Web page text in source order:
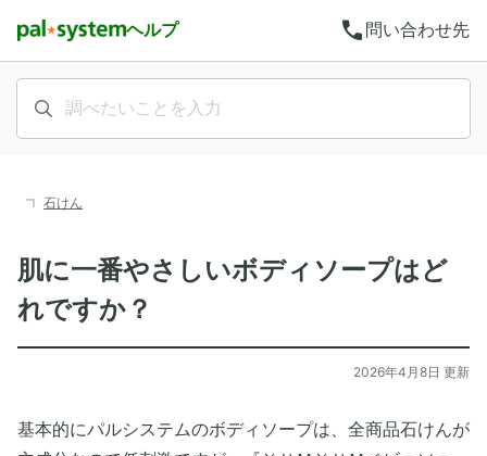
ヘルプ call 問い合わせ先
石けん
肌に一番やさしいボディソープはど
れですか？
2026年4月8日 更新
基本的にパルシステムのボディソープは、全商品石けんが